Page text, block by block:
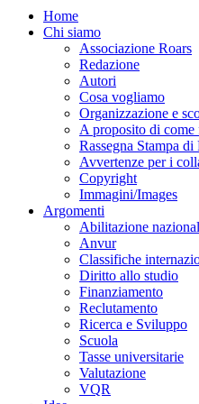
Home
Chi siamo
Associazione Roars
Redazione
Autori
Cosa vogliamo
Organizzazione e
A proposito di
Rassegna Stampa di
Avvertenze per i
Copyright
Immagini/Images
Argomenti
Abilitazione
Anvur
Classifiche
Diritto allo studio
Finanziamento
Reclutamento
Ricerca e Sviluppo
Scuola
Tasse universitarie
Valutazione
VQR